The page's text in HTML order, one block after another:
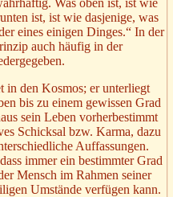
ist, ist wie dasjenige, was
eines einigen Dinges.“ In der
auch häufig in der
in den Kosmos; er unterliegt
bis zu einem gewissen Grad
sein Leben vorherbestimmt
Schicksal bzw. Karma, dazu
Auffassungen.
immer ein bestimmter Grad
Mensch im Rahmen seiner
Umstände verfügen kann.